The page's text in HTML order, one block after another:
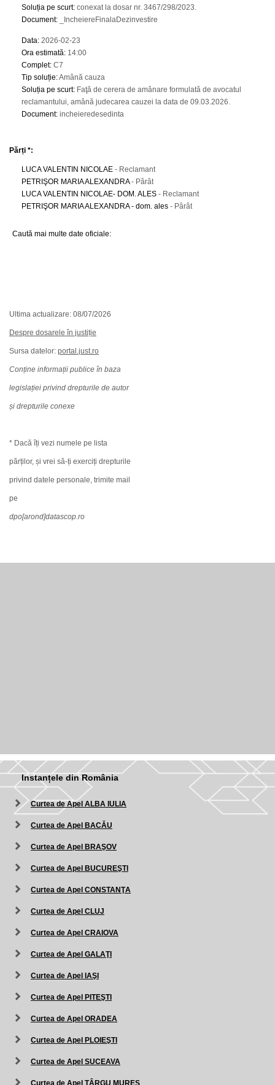
Soluția pe scurt: conexat la dosar nr. 3467/298/2023.
Document: _IncheiereFinalaDezinvestire
Data: 2026-02-23
Ora estimată: 14:00
Complet: C7
Tip soluție:Amână cauza
Soluția pe scurt: Faţă de cerera de amânare formulată de avocatul
reclamantului, amână judecarea cauzei la data de 09.03.2026.
Document: incheieredesedinta
Părți *:
LUCA VALENTIN NICOLAE - Reclamant
PETRIŞOR MARIA ALEXANDRA- Pârât
LUCA VALENTIN NICOLAE- DOM. ALES - Reclamant
PETRIŞOR MARIA ALEXANDRA - dom. ales - Pârât
Caută mai multe date oficiale:
Ultima actualizare: 08/07/2026
Despre dosarele în justiție
Sursa datelor: portal.just.ro
Conține informații publice în baza
legislației privind drepturile de autor
și drepturile conexe
* Dacă îți vezi numele pe lista
părților, și vrei să-ți exerciți drepturile
privind datele personale, trimite mail
pe
dpo[arond]datascop.ro
Instanțele din România
Curtea de Apel ALBA IULIA
Curtea de Apel BACĂU
Curtea de Apel BRAŞOV
Curtea de Apel BUCUREŞTI
Curtea de Apel CONSTANŢA
Curtea de Apel CLUJ
Curtea de Apel CRAIOVA
Curtea de Apel GALAŢI
Curtea de Apel IAŞI
Curtea de Apel PITEŞTI
Curtea de Apel ORADEA
Curtea de Apel PLOIEŞTI
Curtea de Apel SUCEAVA
Curtea de Apel TÂRGU MUREŞ